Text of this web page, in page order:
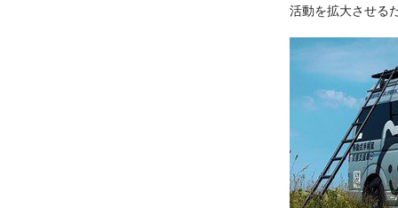
活動を拡大させる